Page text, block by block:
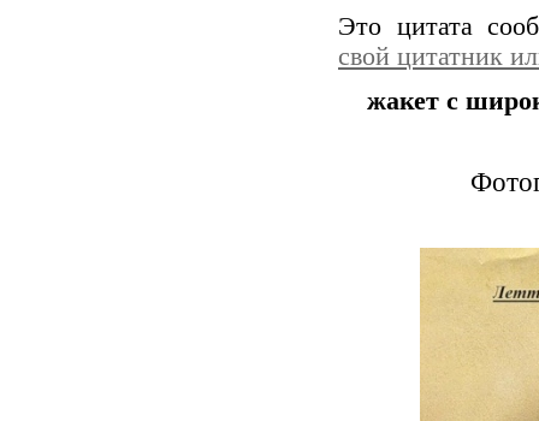
Это цитата
свой цитатник
жакет с